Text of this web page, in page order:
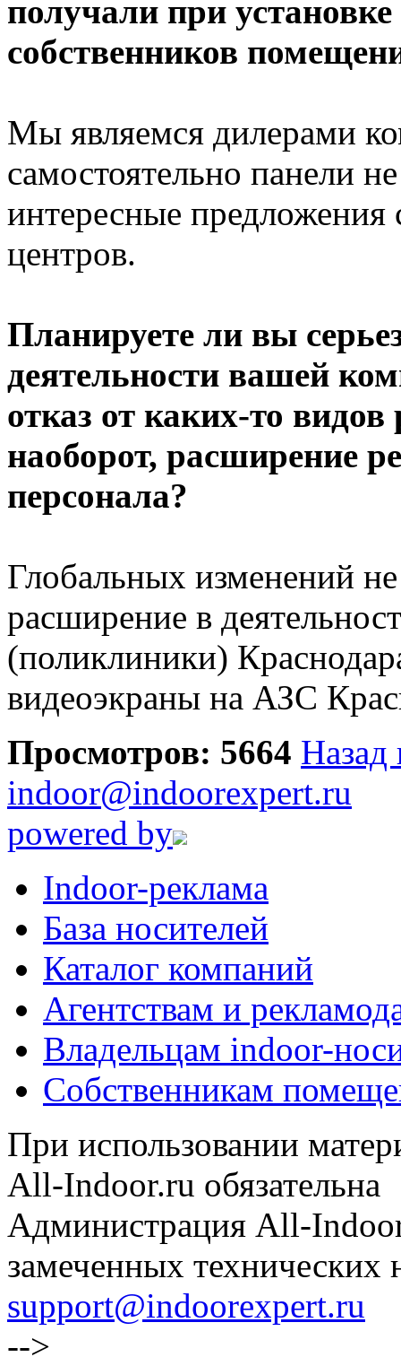
получали при
собственников
Мы являемся дилерами
самостоятельно панели
интересные предложения
центров.
Планируете ли вы
деятельности вашей
отказ от каких-то
наоборот, расширение
персонала?
Глобальных изменений
расширение в
(поликлиники)
видеоэкраны на АЗС
Просмотров: 5664 Назад
indoor@indoorexpert.ru
powered by
Indoor-реклама
База носителей
Каталог компаний
Агентствам и
Владельцам indoor-
Собственникам
При использовании
All-Indoor.ru обязательна
Администрация All-
замеченных технических
support@indoorexpert.ru
-->